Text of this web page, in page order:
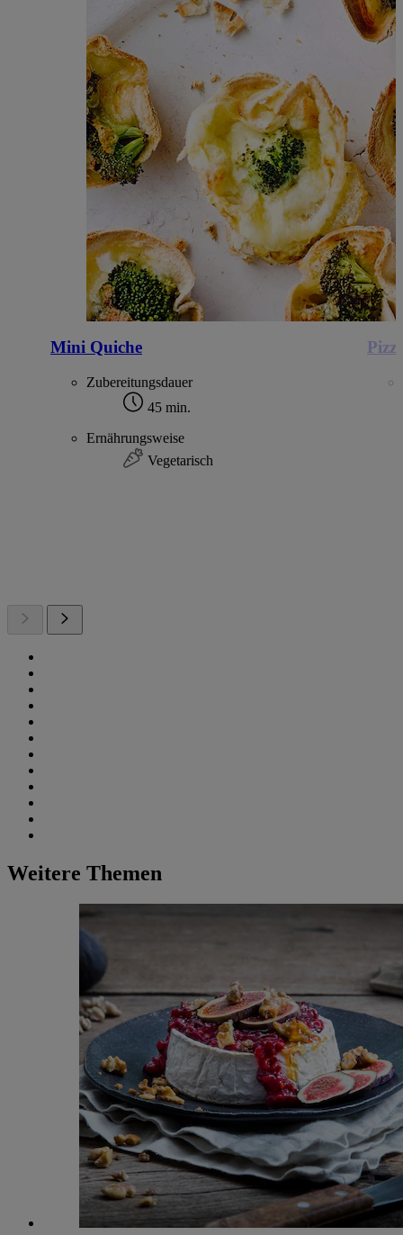
Mini Quiche
Zubereitungsdauer
45 min.
Ernährungsweise
Vegetarisch
Weitere Themen